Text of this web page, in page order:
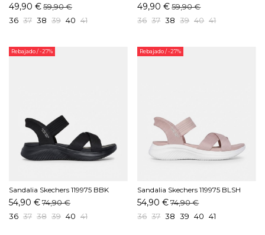
49,90 €59,90 €
36 37 38 39 40 41
49,90 € 59,90 €
36 37 38 39 40 41
Rebajado/ -27%
Sandalia Skechers 119975 BBK
Negro
54,90 €74,90 €
36 37 38 39 40 41
Rebajado/ -27%
Sandalia Skechers 119975 BLSH
Rosa
54,90 € 74,90 €
36 37 38 39 40 41